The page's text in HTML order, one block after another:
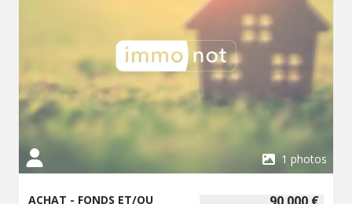
également de la proximité du port de pêche et d'une vie
locale dynamique. Contactez notre office notarial pour
obtenir de plus amples renseignements.
1 photos
ACHAT - FONDS ET/OU